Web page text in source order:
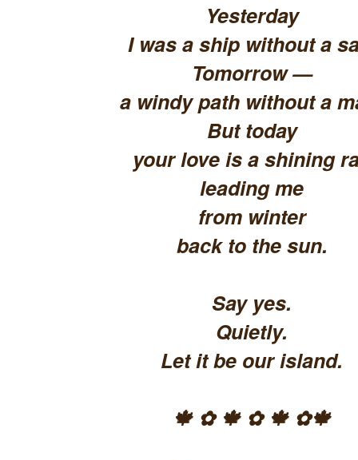
Yesterday
I was a ship without a
Tomorrow —
a windy path without a
But today
your love is a shining
leading me
from winter
back to the sun.
Say yes.
Quietly.
Let it be our island.
🍁 ✿ 🍁 ✿ 🍁 ✿🍁